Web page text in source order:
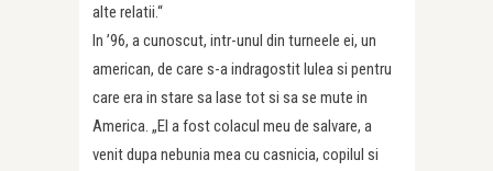
alte relatii.“
In ’96, a cunoscut, intr-unul din turneele ei, un
american, de care s-a indragostit lulea si pentru
care era in stare sa lase tot si sa se mute in
America. „El a fost colacul meu de salvare, a
venit dupa nebunia mea cu casnicia, copilul si